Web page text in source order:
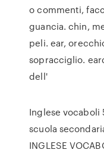
o commenti,
guancia. chin,
peli. ear,
sopracciglio.
dell'
Inglese vocaboli
scuola
INGLESE